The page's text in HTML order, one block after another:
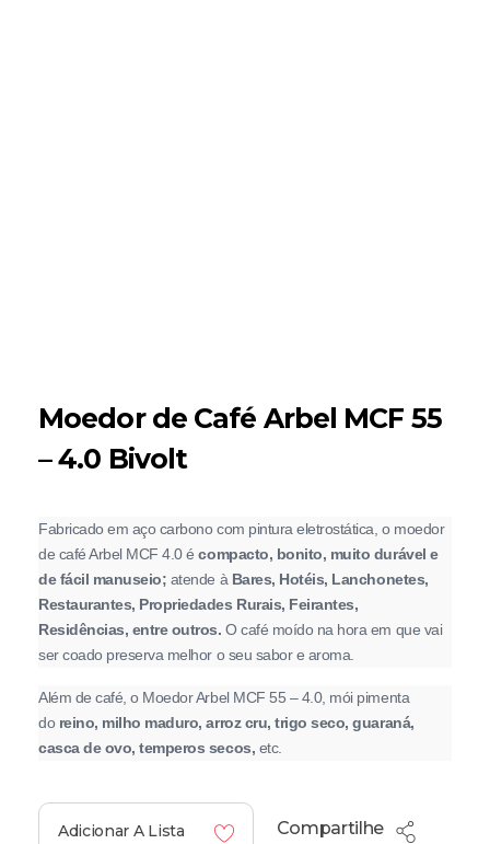
Moedor de Café Arbel MCF 55
– 4.0 Bivolt
Fabricado em aço carbono com pintura eletrostática, o moedor
de café Arbel MCF 4.0 écompacto, bonito, muito durável e
de fácil manuseio; atende à Bares, Hotéis, Lanchonetes,
Restaurantes, Propriedades Rurais, Feirantes,
Residências, entre outros. O café moído na hora em que vai
ser coado preserva melhor o seu sabor e aroma.
Além de café, o Moedor Arbel MCF 55 – 4.0, mói pimenta
do reino, milho maduro, arroz cru, trigo seco, guaraná,
casca de ovo, temperos secos, etc.
Adicionar A Lista Compartilhe